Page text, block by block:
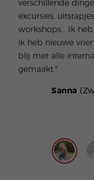
verschillende
excursies,
workshops... Ik
ik heb nieuwe
blij met alle
gemaakt."
Sanna